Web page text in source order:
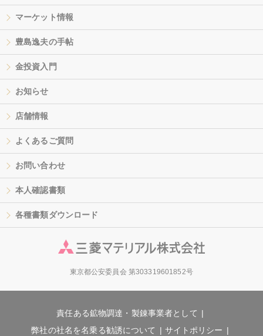
マーケット情報
豊島逸夫の手帖
金投資入門
お知らせ
店舗情報
よくあるご質問
お問い合わせ
本人確認書類
各種書類ダウンロード
東京都公安委員会 第303319601852号
責任ある鉱物調達・製錬事業者として
弊社の社名を名乗る勧誘について
サイトポリシー